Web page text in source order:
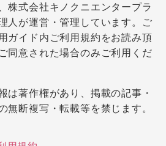
株式会社キノクニエンタープラ
人が運営・管理しています。ご
ガイド内ご利用規約をお読み頂
同意された場合のみご利用くだ
は著作権があり、掲載の記事・
無断複写・転載等を禁じます。